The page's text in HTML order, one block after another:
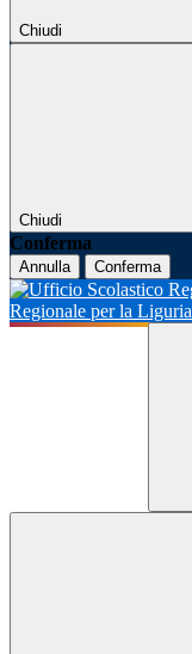
Chiudi
Chiudi
Conferma
Annulla Conferma
Regionale per la Liguria